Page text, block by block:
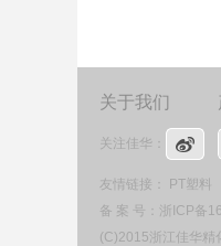
关于我们
关注佳华：
友情链接： PT塑料
备 案 号： 浙ICP备
(C)2015浙江佳华精